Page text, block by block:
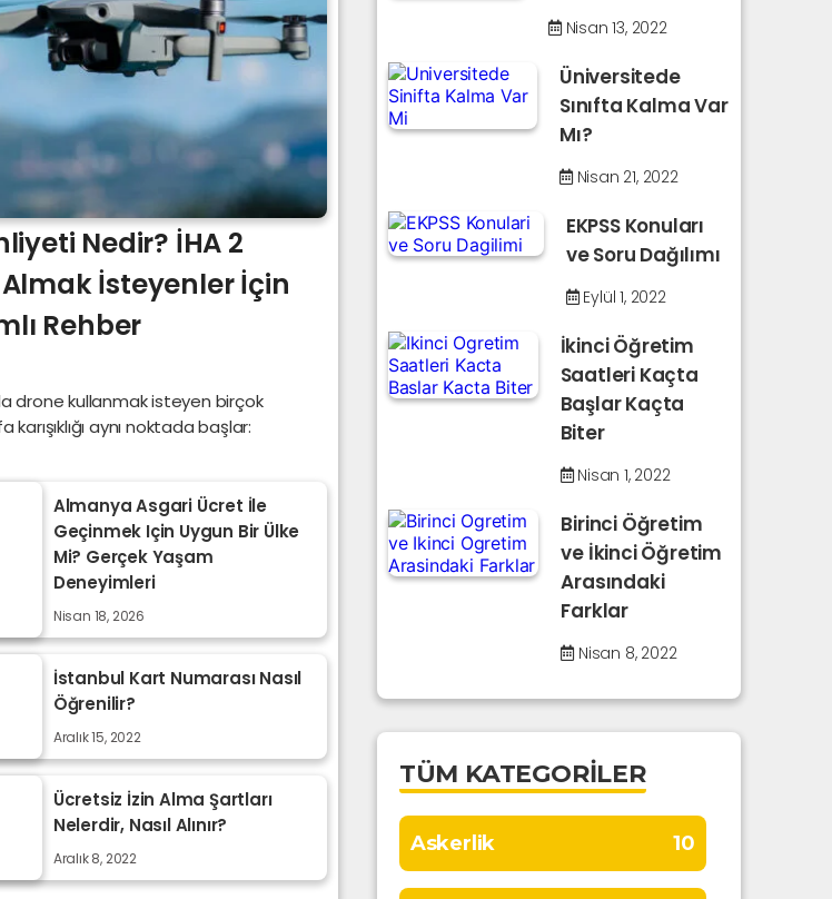
Nedir? İHA 2
İsteyenler İçin
Rehber
drone kullanmak isteyen birçok
karışıklığı aynı noktada başlar:
Almanya Asgari Ücret İle
Geçinmek Için Uygun Bir Ülke
Mi? Gerçek Yaşam
Deneyimleri
Nisan 18, 2026
İstanbul Kart Numarası Nasıl
Öğrenilir?
Aralık 15, 2022
Ücretsiz İzin Alma Şartları
Nelerdir, Nasıl Alınır?
Aralık 8, 2022
Nisan 13, 2022
Üniversitede
Sınıfta Kalma Var
Mı?
Nisan 21, 2022
EKPSS Konuları
ve Soru Dağılımı
Eylül 1, 2022
İkinci Öğretim
Saatleri Kaçta
Başlar Kaçta
Biter
Nisan 1, 2022
Birinci Öğretim
ve İkinci Öğretim
Arasındaki
Farklar
Nisan 8, 2022
TÜM KATEGORILER
Askerlik 10